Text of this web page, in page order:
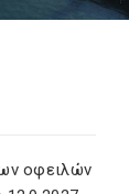
οφειλών